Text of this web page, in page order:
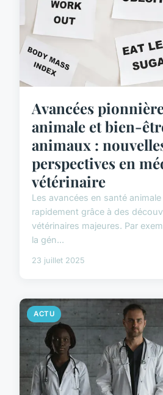
Avancées
animale et bien-
animaux :
perspectives en
vétérinaire
Les avancées en santé
rapidement grâce à des
vétérinaires majeures. Par
la gén...
23 juillet 2025
ACTU